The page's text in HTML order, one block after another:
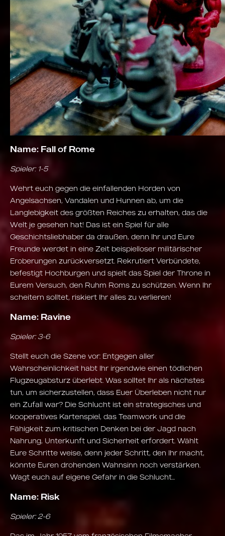
Name: Fall of Rome
Spieler: 1-5
Wehrt euch gegen die einfallenden Horden von
Angelsachsen, Vandalen und Hunnen ab, um die
Langlebigkeit des größten Reiches zu erhalten, das die
Welt je gesehen hat! Das ist ein Spiel für alle
Geschichtsliebhaber da draußen, denn Ihr und Eure
Freunde werdet in eine Zeit beispielloser militärischer
Eroberungen zurückversetzt. Rekrutiert Verbündete,
befestigt Hochburgen und spielt das Spiel der Throne in
Eurem Versuch, den Ruhm Roms zu schützen. Wenn Ihr
scheitern solltet, riskiert Ihr alles zu verlieren!
Name: Ravine
Spieler: 3-6
Stellt euch die Szene vor: Entgegen aller
Wahrscheinlichkeit habt Ihr irgendwie einen tödlichen
Flugzeugabsturz überlebt. Was solltet Ihr als nächstes
tun, um sicherzustellen, dass Euer Überleben nicht nur
ein Zufall war? Die Schlucht ist ein strategisches und
kooperatives Kartenspiel, das Teamwork und die
Fähigkeit zum kritischen Denken bei der Jagd nach
Nahrung, Unterkunft und Sicherheit erfordert. Wählt
Eure Schritte weise, denn jeder Schritt, den Ihr macht,
könnte Euren drohenden Wahnsinn noch verstärken.
Wagt euch auf eigene Gefahr in die Schlucht...​
Name: Risk
Spieler: 2-6